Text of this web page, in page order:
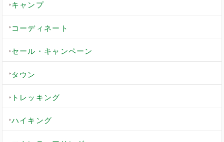
キャンプ
コーディネート
セール・キャンペーン
タウン
トレッキング
ハイキング